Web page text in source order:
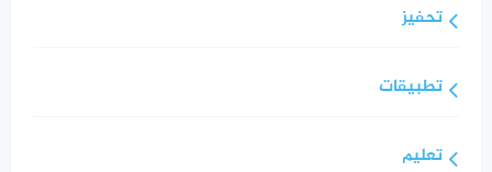
تحفيز
تطبيقات
تعليم